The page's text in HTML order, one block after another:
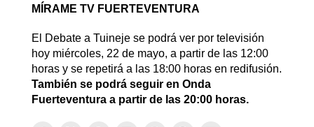
MÍRAME TV FUERTEVENTURA
El Debate a Tuineje se podrá ver por televisión
hoy miércoles, 22 de mayo, a partir de las 12:00
horas y se repetirá a las 18:00 horas en redifusión.
También se podrá seguir en Onda
Fuerteventura a partir de las 20:00 horas.